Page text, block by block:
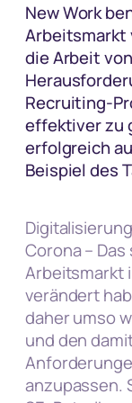
New Work
Arbeitsmarkt
die Arbeit
Recruiting-
effektiver zu
erfolgreich
Beispiel des
Corona –
Arbeitsmarkt
verändert
daher umso
und den
anzupassen.